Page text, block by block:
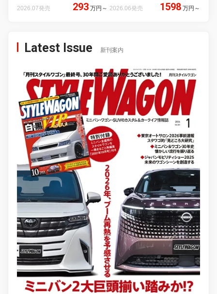
2026.07発売 293 万円 ～ 2026.06発売 1598 万円 ～
Latest Issue 新刊案内